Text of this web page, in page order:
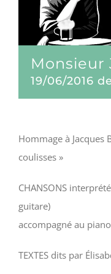
Monsieur
19/06/2016
Hommage à Jacques
coulisses »
CHANSONS
guitare)
accompagné au
TEXTES dits par